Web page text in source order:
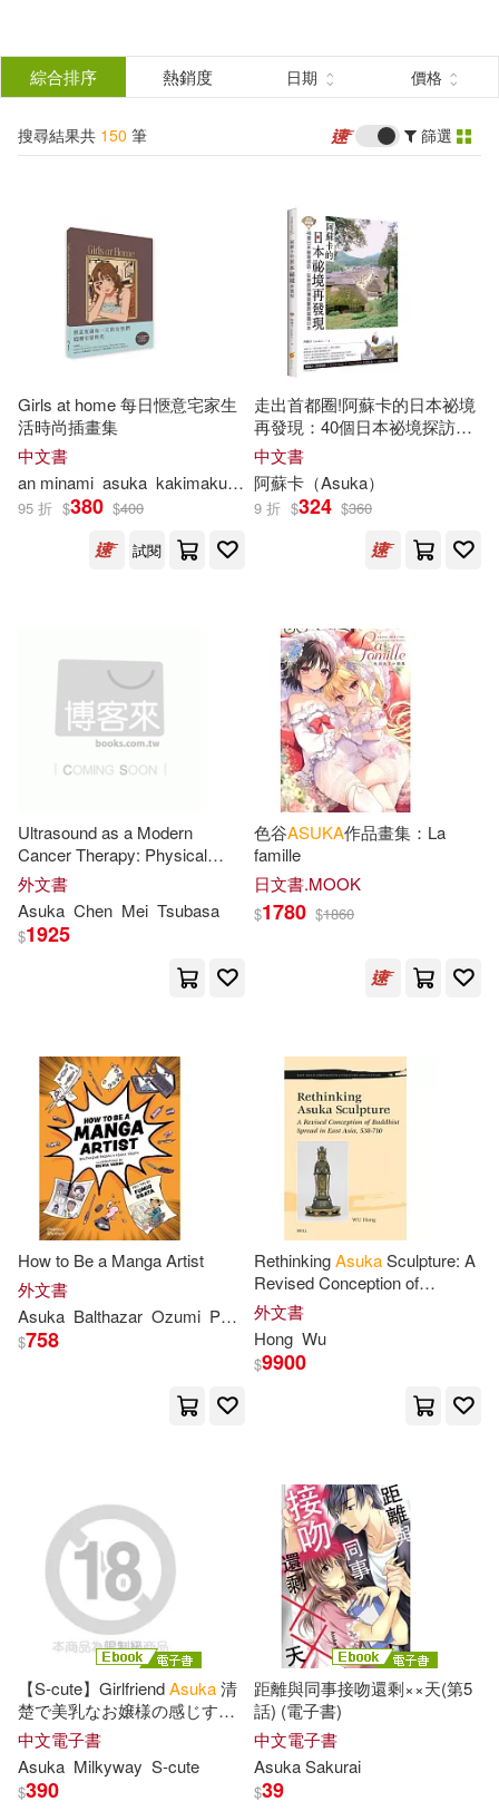
結
分類 (單選)
所有商品(150) 圖書(82)
電子書(41)
作者 (可複選)
Asuka(61) Fukami(14)
Asuka Sakurai(13)
Konishi(8) Young(8)
Makoto(7)
Makoto/ Tokiya(7)
Seigo (ILT)(6) Asuka (ILT)(5)
Izumi(4) Jun(4)
ASUKA(3) Hana Asuka(3)
Asuka/ Hasegawa(2)
Milkyway(2) Miyazaki(2)
S-cute(2)
Satow(2) ｾﾞﾛﾜﾝｽﾀｲﾙ(2)
AYA(1) Asuga(1)
Asuka (EDT)(1)
Asuka (EDT)/ Montesa(1)
Asuka (TRN)(1)
Asuka/ Hashii(1)
Asuka/ Katsura(1)
展開
Ingram(61) 悅文社(35)
Random House Inc(6)
慕客館(6) Dc Comics(5)
ZERO ONE STYLE.inc(3)
Milkyway(2)
寶塚クリエイティブアーツ(2)
AVI(1)
Andrews McMeel Pub(1)
Diamond Comic Distributors(1)
KADOKAWA(1)
S-DIGITAL(1) 北星(1)
寶島社(1) 愛貝克思(1)
東立(1) 橙實文化(1)
展開
配送方式
可海外宅配(96)
可港澳店取(90)
可新加坡店取(90)
可菲律賓店取(90)
電子書 (可複選)
適合平板閱讀(41)
其他 (可複選)
綜合排序 熱銷度 日期 價格
搜尋結果共 150 筆 篩選
Girls at home 每日愜意宅家生
活時尚插畫集
中文書
an minami asuka kakimaku meeco satou utu
95 折 $380 $400
試閱
走出首都圈!阿蘇卡的日本祕境
再發現：40個日本祕境探訪，
從神話與傳說重新認識日本
中文書
阿蘇卡（Asuka）
9 折 $324 $360
Ultrasound as a Modern
Cancer Therapy: Physical
principles, biological
mechanisms of action, and
clinical applications in oncology
外文書
Asuka Chen Mei Tsubasa
$1925
色谷ASUKA作品畫集：La
famille
日文書.MOOK
$1780 $1860
How to Be a Manga Artist
外文書
Asuka Balthazar Ozumi Pagani Silvia
$758
RethinkingAsukaSculpture: A
Revised Conception of
Buddhist Spread in East Asia,
538-710
外文書
Hong Wu
$9900
【S-cute】GirlfriendAsuka清
楚で美乳なお嬢様の感じすぎ
る乳首 adult (電子書)
中文電子書
Asuka Milkyway S-cute
$390
距離與同事接吻還剩××天(第5
話) (電子書)
中文電子書
AsukaSakurai
$39